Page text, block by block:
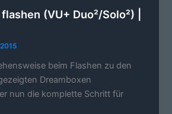
(VU+ Duo²/Solo²) |
beim Flashen zu den
Dreamboxen
nun die komplette Schritt für